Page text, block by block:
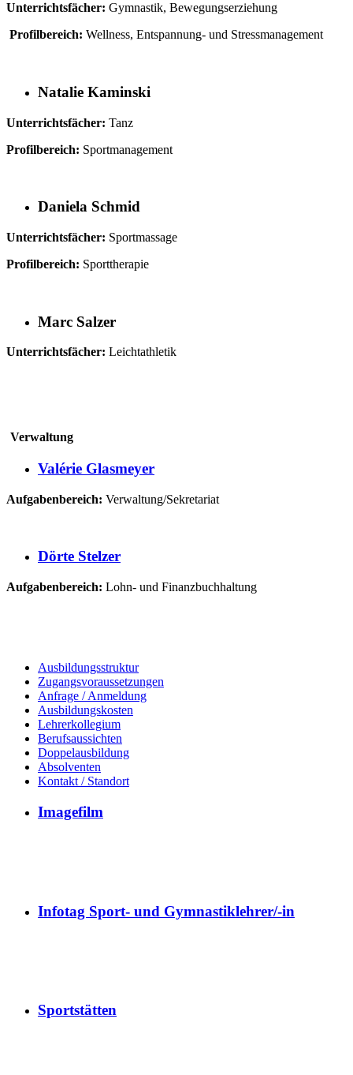
Unterrichtsfächer: Gymnastik, Bewegungserziehung
Profilbereich: Wellness, Entspannung- und Stressmanagement
Natalie Kaminski
Unterrichtsfächer: Tanz
Profilbereich: Sportmanagement
Daniela Schmid
Unterrichtsfächer: Sportmassage
Profilbereich: Sporttherapie
Marc Salzer
Unterrichtsfächer: Leichtathletik
Verwaltung
Valérie Glasmeyer
Aufgabenbereich: Verwaltung/Sekretariat
Dörte Stelzer
Aufgabenbereich: Lohn- und Finanzbuchhaltung
Ausbildungsstruktur
Zugangsvoraussetzungen
Anfrage / Anmeldung
Ausbildungskosten
Lehrerkollegium
Berufsaussichten
Doppelausbildung
Absolventen
Kontakt / Standort
Imagefilm
Infotag Sport- und Gymnastiklehrer/-in
Sportstätten